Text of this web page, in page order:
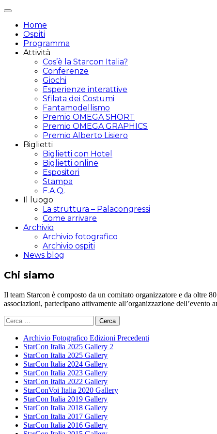
Attiva/disattiva
navigazione
Home
Ospiti
Programma
Attività
Cos’è la Starcon Italia?
Conferenze
Giochi
Esperienze interattive
Sfilata dei Costumi
Fantamodellismo
Premio OMEGA SHORT
Premio OMEGA GRAPHICS
Premio Alberto Lisiero
Biglietti
Biglietti con Hotel
Biglietti online
Espositori
Stampa
F.A.Q.
Il luogo
La struttura – Palacongressi
Come arrivare
Archivio
Archivio fotografico
Archivio ospiti
News blog
Chi siamo
Il team Starcon è composto da un comitato organizzatore e da oltre
associazioni, partecipano attivamente all’organizzazione
Ricerca
per:
Archivio Fotografico Edizioni Precedenti
StarCon Italia 2025 Gallery 2
StarCon Italia 2025 Gallery
StarCon Italia 2024 Gallery
StarCon Italia 2023 Gallery
StarCon Italia 2022 Gallery
StarConVoi Italia 2020 Gallery
StarCon Italia 2019 Gallery
StarCon Italia 2018 Gallery
StarCon Italia 2017 Gallery
StarCon Italia 2016 Gallery